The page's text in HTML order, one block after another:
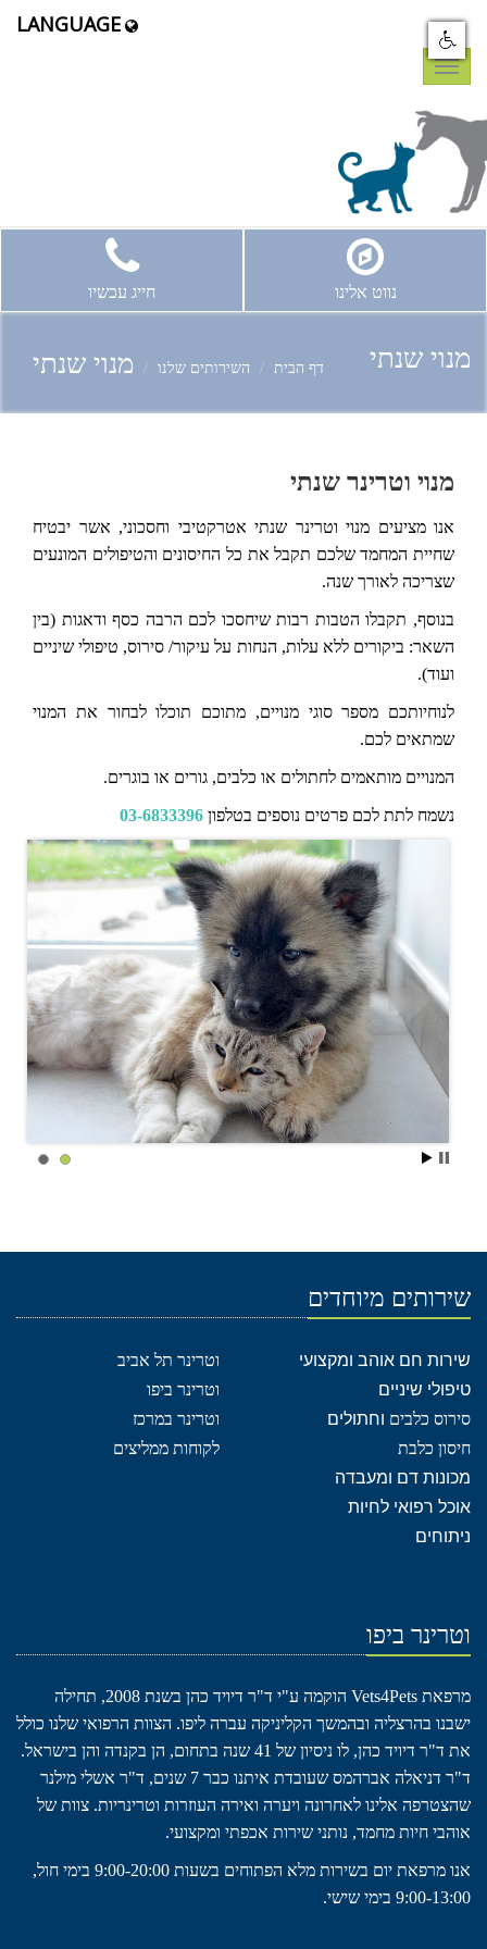
LANGUAGE
Toggle
נווט אלינו חייג עכשיו
מנוי שנתי דף הבית השירותים שלנו מנוי שנתי
מנוי וטרינר שנתי
אנו מציעים מנוי וטרינר שנתי אטרקטיבי וחסכוני, אשר יבטיח
שחיית המחמד שלכם תקבל את כל החיסונים והטיפולים המונעים
שצריכה לאורך שנה.
בנוסף, תקבלו הטבות רבות שיחסכו לכם הרבה כסף ודאגות (בין
השאר: ביקורים ללא עלות, הנחות על עיקור/ סירוס, טיפולי שיניים
ועוד).
לנוחיותכם מספר סוגי מנויים, מתוכם תוכלו לבחור את המנוי
שמתאים לכם.
המנויים מותאמים לחתולים או כלבים, גורים או בוגרים.
נשמח לתת לכם פרטים נוספים בטלפון 03-6833396
שירותים מיוחדים
שירות חם אוהב ומקצועי
וטרינר תל אביב
טיפולי שיניים
וטרינר ביפו
סירוס כלבים וחתולים
וטרינר במרכז
חיסון כלבת
לקוחות ממליצים
מכונות דם ומעבדה
אוכל רפואי לחיות
ניתוחים
וטרינר ביפו
מרפאת Vets4Pets הוקמה ע"י ד"ר דיויד כהן בשנת 2008, תחילה
ישבנו בהרצליה ובהמשך הקליניקה עברה ליפו. הצוות הרפואי שלנו כולל
את ד"ר דיויד כהן, לו ניסיון של 41 שנה בתחום, הן בקנדה והן בישראל.
ד"ר דניאלה אברהמס שעובדת איתנו כבר 7 שנים, ד"ר אשלי מילנר
שהצטרפה אלינו לאחרונה ויערה ואירה העוזרות וטרינריות. צוות של
אוהבי חיות מחמד, נותני שירות אכפתי ומקצועי.
אנו מרפאת יום בשירות מלא הפתוחים בשעות 9:00-20:00 בימי חול,
9:00-13:00 בימי שישי.